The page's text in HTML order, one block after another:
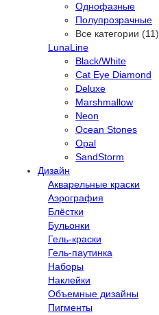
Однофазные
Полупрозрачные
Все категории (11)
LunaLine
Black/White
Cat Eye Diamond
Deluxe
Marshmallow
Neon
Ocean Stones
Opal
SandStorm
Дизайн
Акварельные краски
Аэрография
Блёстки
Бульонки
Гель-краски
Гель-паутинка
Наборы
Наклейки
Объемные дизайны
Пигменты